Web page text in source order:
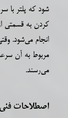
شود که پلتر با
کردن به قسمتی
انجام می‌شود.
مربوط به آن
می‌رسند.
اصطلاحات